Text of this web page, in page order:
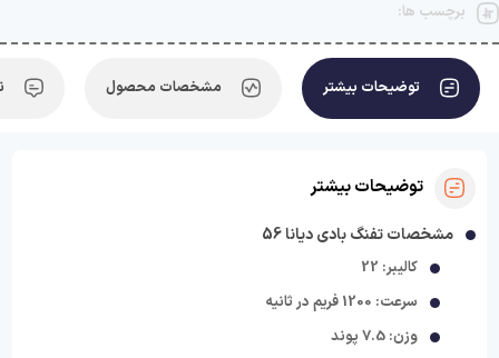
برچسب ها:
توضیحات بیشتر مشخصات محصول
توضیحات بیشتر
مشخصات تفنگ بادی دیانا 56
کالیبر: 22
سرعت: 1200 فریم در ثانیه
وزن: 7.5 پوند